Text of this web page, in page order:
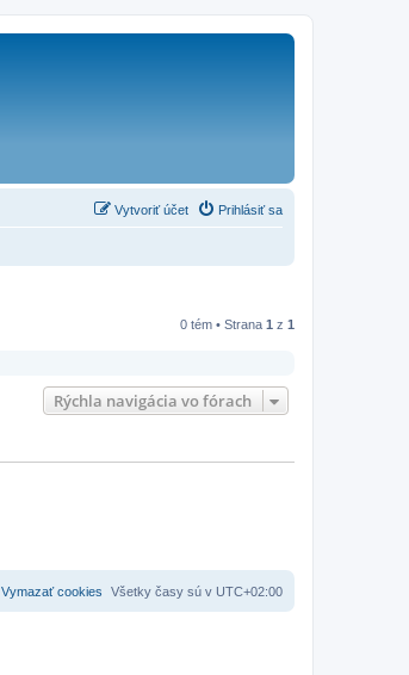
Prihlásiť sa
Vytvoriť účet
0 tém • Strana 1 z 1
Rýchla navigácia vo fórach
Všetky časy sú v UTC+02:00
Vymazať cookies